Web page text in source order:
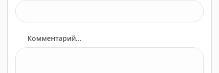
Комментарий...